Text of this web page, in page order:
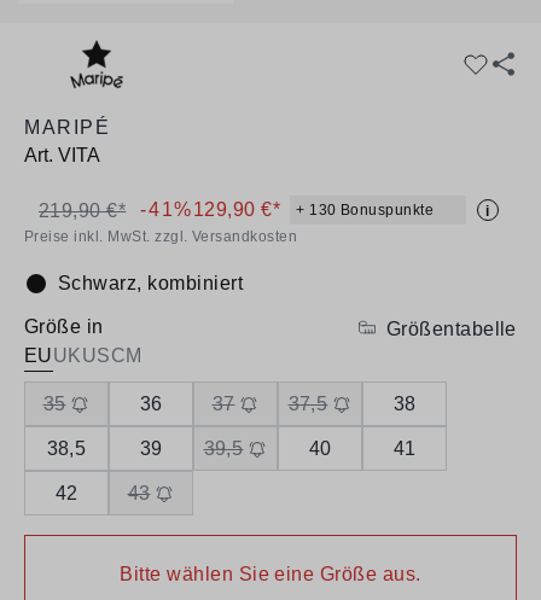
MARIPÉ
Art. VITA
129,90 €* + 130 Bonuspunkte i
219,90 €* -41%
Preise inkl. MwSt. zzgl. Versandkosten
Farbe:
Schwarz, kombiniert
Größe in
EUUKUSCM
Größentabelle
35 36 37 37,5 38
38,5 39 39,5 40 41
42 43
Bitte wählen Sie eine Größe aus.